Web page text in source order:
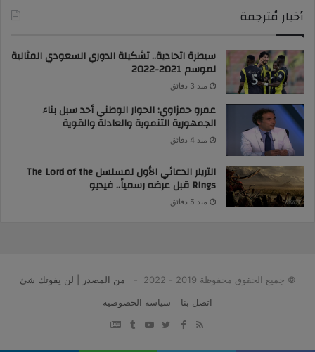
أخبار مُترجمة
سيطرة اتحادية.. تشكيلة الدوري السعودي المثالية
لموسم 2021-2022
منذ 3 دقائق
عمرو حمزاوي: الحوار الوطني أحد سبل بناء
الجمهورية التنموية والعادلة والقوية
منذ 4 دقائق
التريلر الدعائي الأول لمسلسل The Lord of the
Rings قبل عرضه رسمياً.. فيديو
منذ 5 دقائق
© جميع الحقوق محفوظة 2019 - 2022 -
من المصدر | لن يفوتك شئ
اتصل بنا
سياسة الخصوصية
RSS
Facebook
Twitter
YouTube
‏Tumblr
google